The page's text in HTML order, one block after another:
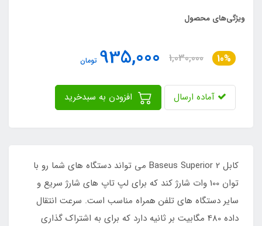
ویژگی‌های محصول
10%
1,030,000
935,000 تومان
آماده ارسال
کابل Baseus Superior 2 می تواند دستگاه های شما رو با
توان 100 وات شارژ کند که برای لپ تاپ های شارژ سریع و
سایر دستگاه های تلفن همراه مناسب است. سرعت انتقال
داده 480 مگابیت بر ثانیه دارد که برای به اشتراک گذاری